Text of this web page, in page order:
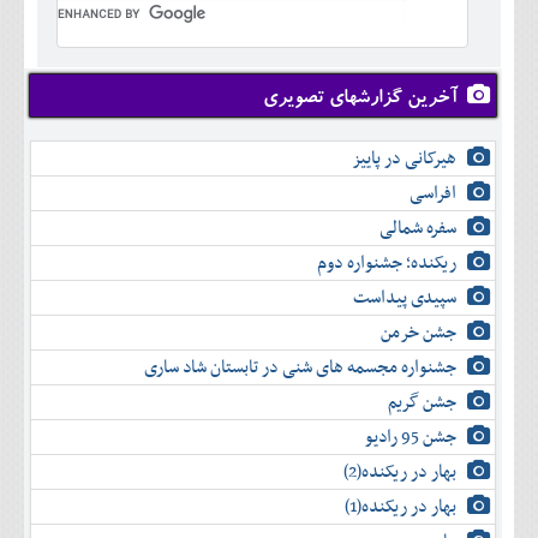
دی
بهمن
اسفند
آبان
آذر
دی
بهمن
اسفند
شهريور
مهر
آبان
آذر
دی
بهمن
اسفند
تير
مرداد
شهريور
مهر
آبان
آذر
دی
بهمن
اسفند
آخرین گزارشهای تصویری
هیرکانی در پاییز
افراسی
سفره شمالی
ریکنده؛ جشنواره دوم
سپیدی پیداست
جشن خرمن
جشنواره مجسمه های شنی در تابستان شاد ساری
جشن گریم
جشن 95 رادیو
بهار در ریکنده(2)
بهار در ریکنده(1)